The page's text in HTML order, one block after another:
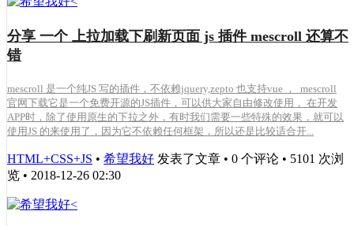
分享 一个 上拉加载下刷新页面 js 插件 mescroll 还算不
错
mescroll 是一个纯JS 写的插件，不依赖jquery,zepto 也支持vue ， mescroll
官网下载它是一个免费开源的JS插件，可以供大家自由修改使用， 在开发
APP时，除了使用原生的下拉之外，有时我们需要一些特殊的效果，就可以
使用JS 的来使用了，因为它不依赖任何框架，所以还是比较适合开...
HTML+CSS+JS • 希望我好 发表了文章 • 0 个评论 • 5101 次浏
览 • 2018-12-26 02:30